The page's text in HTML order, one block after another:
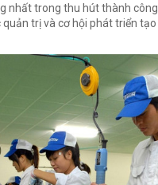
nhất trong thu hút thành công
trị và cơ hội phát triển